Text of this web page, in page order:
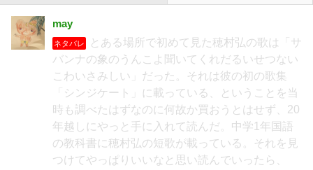
may
ネタバレ
とある場所で初めて見た穂村弘の歌は「サ
バンナの象のうんこよ聞いてくれだるいせつない
こわいさみしい」だった。それは彼の初の歌集
「シンジケート」に載っている、ということを当
時も調べたはずなのに何故か買おうとはせず、20
年越しにやっと手に入れて読んだ。中学1年国語
の教科書に穂村弘の短歌が載っている。それを見
つけてやっぱりいいなと思い読んでいったら、